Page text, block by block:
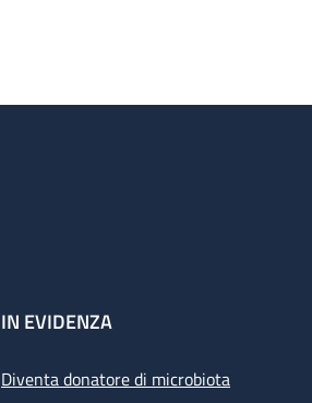
IN EVIDENZA
Diventa donatore di microbiota